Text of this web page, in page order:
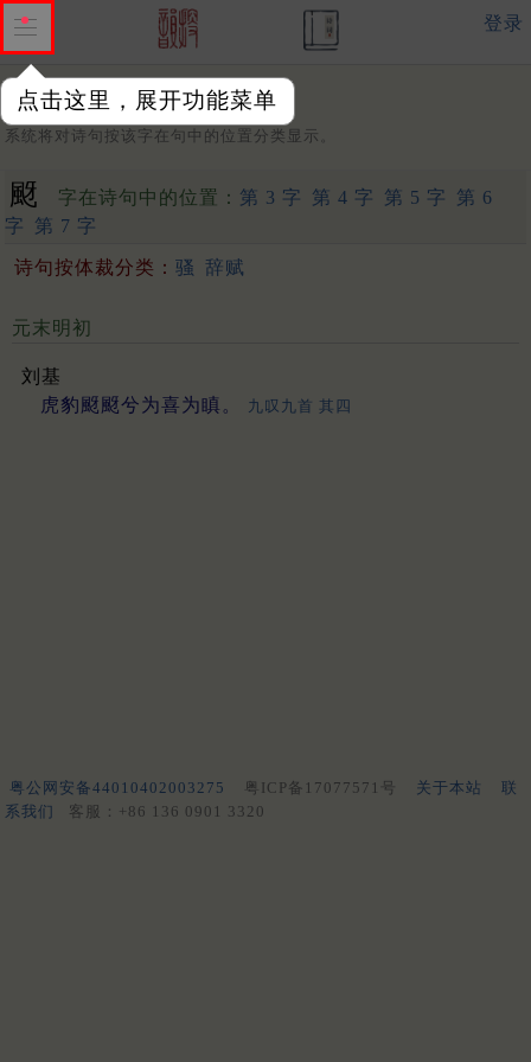
点击这里，展开功能菜单
登录
字：
系统将对诗句按该字在句中的位置分类显示。
颬 字在诗句中的位置： 第 3 字 第 4 字 第 5 字
第 6
字
第 7 字
诗句按体裁分类： 骚 辞赋
元末明初
刘基
虎豹颬颬兮为喜为瞋。
九叹九首 其四
粤公网安备44010402003275 粤ICP备17077571号 关于本站
联
系我们
客服：+86 136 0901 3320